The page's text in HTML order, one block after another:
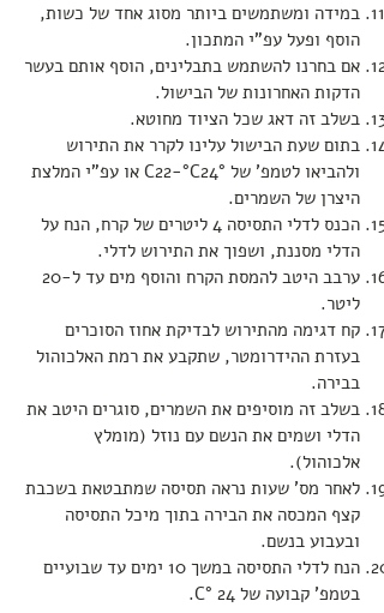
במידה ומשתמשים ביותר מסוג אחד של כשות,
הוסף ופעל עפ"י המתכון.
אם בחרנו להשתמש בתבלינים, הוסף אותם בעשר
הדקות האחרונות של הבישול.
בשלב זה דאג שכל הציוד מחוטא.
בתום שעת הבישול עלינו לקרר את התירוש
ולהביאו לטמפ' של °C22-°C24 או עפ"י המלצת
היצרן של השמרים.
הכנס לדלי התסיסה 4 ליטרים של קרח, הנח על
הדלי מסננת, ושפוך את התירוש לדלי.
ערבב היטב להמסת הקרח והוסף מים עד ל-20
ליטר.
קח דגימה מהתירוש לבדיקת אחוז הסוכרים
בעזרת ההידרומטר, שתקבע את רמת האלכוהול
בבירה.
בשלב זה מוסיפים את השמרים, סוגרים היטב את
הדלי ושמים את הנשם עם נוזל (מומלץ
אלכוהול).
לאחר מס' שעות נראה תסיסה שמתבטאת בשכבת
קצף המכסה את הבירה בתוך מיכל התסיסה
ובעבוע בנשם.
הנח לדלי התסיסה במשך 10 ימים עד שבועיים
בטמפ' קבועה של C° 24.